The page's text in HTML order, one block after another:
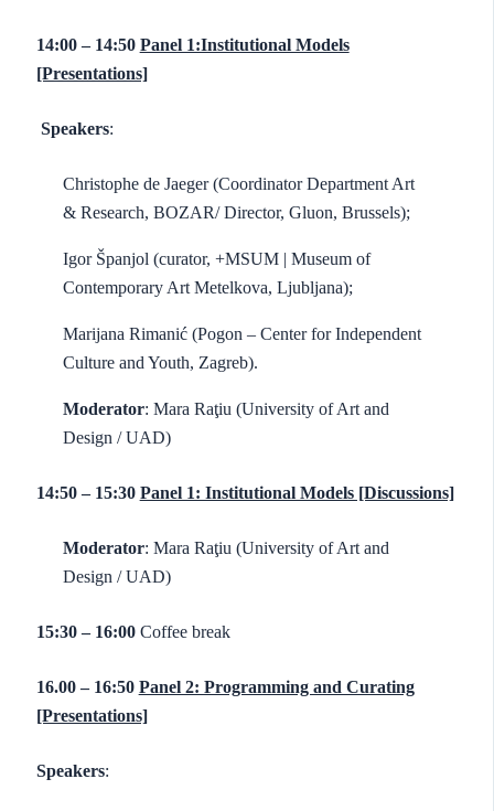
14:00 – 14:50 Panel 1:Institutional Models
[Presentations]
Speakers:
Christophe de Jaeger (Coordinator Department Art
& Research, BOZAR/ Director, Gluon, Brussels);
Igor Španjol (curator, +MSUM | Museum of
Contemporary Art Metelkova, Ljubljana);
Marijana Rimanić (Pogon – Center for Independent
Culture and Youth, Zagreb).
Moderator: Mara Raţiu (University of Art and
Design / UAD)
14:50 – 15:30 Panel 1: Institutional Models [Discussions]
Moderator: Mara Raţiu (University of Art and
Design / UAD)
15:30 – 16:00Coffee break
16.00 – 16:50 Panel 2: Programming and Curating
[Presentations]
Speakers: